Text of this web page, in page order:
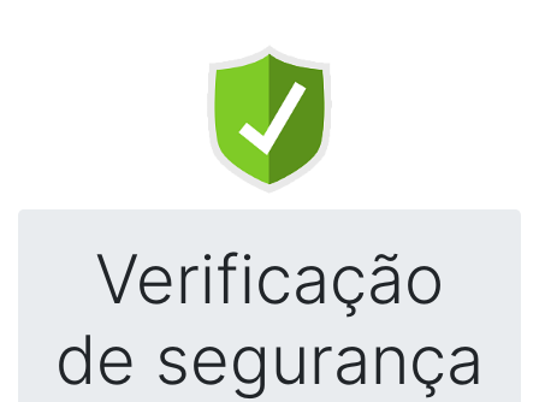
Verificação
de segurança